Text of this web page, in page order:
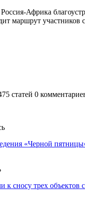
Африка
маршрут участников
статей 0
«Черной
к сносу трех объектов